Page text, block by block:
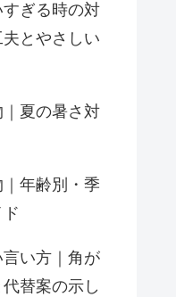
ぎる時の対
とやさしい
夏の暑さ対
年齢別・季
い方｜角が
替案の示し